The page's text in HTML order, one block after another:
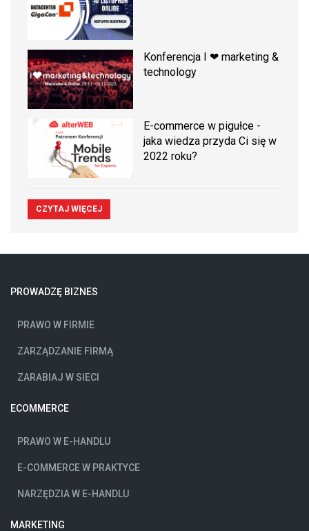
Konferencja I ❤ marketing &
technology
E-commerce w pigułce -
jaka wiedza przyda Ci się w
2022 roku?
CZYTAJ WIĘCEJ
PROWADZĘ BIZNES
PRAWO W FIRMIE
ZARZĄDZANIE FIRMĄ
ZARABIAJ W SIECI
ECOMMERCE
PRAWO W E-HANDLU
E-COMMERCE W PRAKTYCE
NARZĘDZIA W E-HANDLU
MARKETING